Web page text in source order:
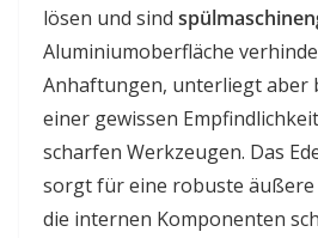
lösen und sind
Aluminiumoberfläche
Anhaftungen, unterliegt aber
einer gewissen
scharfen Werkzeugen. Das
sorgt für eine robuste
die internen Komponenten